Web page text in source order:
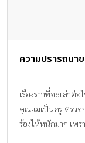
ความปรารถนา
เรื่องราวที่จะเล่าต่
คุณแม่เป็นครู ตรวจ
ร้องไห้หนักมาก เพร